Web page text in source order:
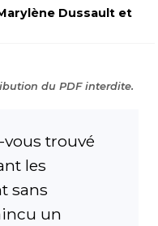
Dussault et
du PDF interdite.
trouvé
les
sans
un